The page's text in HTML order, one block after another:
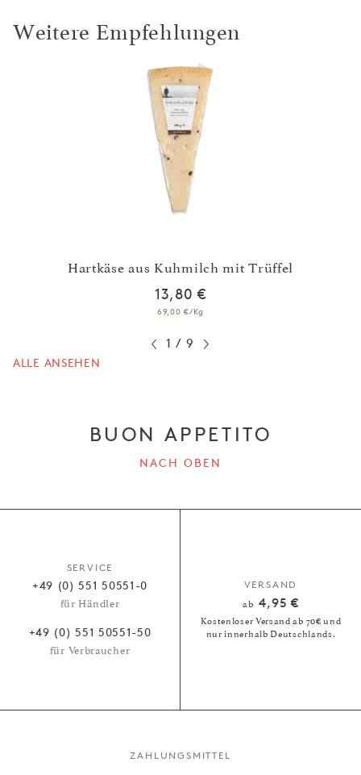
Weitere Empfehlungen
Hartkäse aus Kuhmilch mit Trüffel
13,80 €
69,00 €/Kg
1 / 9
ALLE ANSEHEN
BUON APPETITO
NACH OBEN
SERVICE
+49 (0) 551 50551-0
für Händler
+49 (0) 551 50551-50
für Verbraucher
VERSAND
ab 4,95 €
Kostenloser Versand ab 70€ und
nur innerhalb Deutschlands.
ZAHLUNGSMITTEL